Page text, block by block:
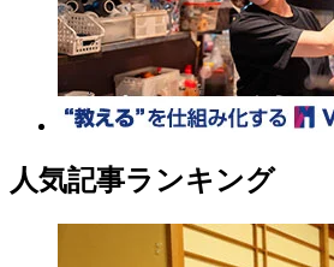
人気記事ランキング